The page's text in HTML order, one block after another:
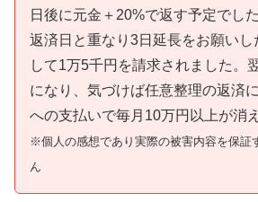
日後に元金＋20%で返す予定でし
返済日と重なり3日延長をお願いし
して1万5千円を請求されました。
になり、気づけば任意整理の返済
への支払いで毎月10万円以上が消
※個人の感想であり実際の被害内容を保証
ん